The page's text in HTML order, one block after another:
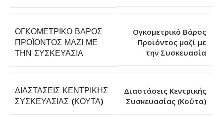
ΟΓΚΟΜΕΤΡΙΚΌ ΒΆΡΟΣ
ΠΡΟΪΌΝΤΟΣ ΜΑΖΊ ΜΕ
ΤΗΝ ΣΥΣΚΕΥΑΣΊΑ
Ογκομετρικό Βάρος
Προϊόντος μαζί με
την Συσκευασία
ΔΙΑΣΤΆΣΕΙΣ ΚΕΝΤΡΙΚΉΣ
ΣΥΣΚΕΥΑΣΊΑΣ (ΚΟΎΤΑ)
Διαστάσεις Κεντρικής
Συσκευασίας (Κούτα)